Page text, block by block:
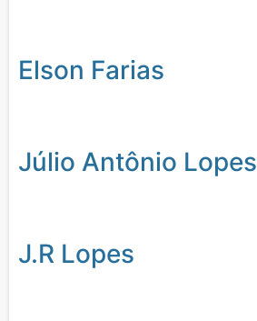
Elson Farias
Júlio Antônio Lopes
J.R Lopes